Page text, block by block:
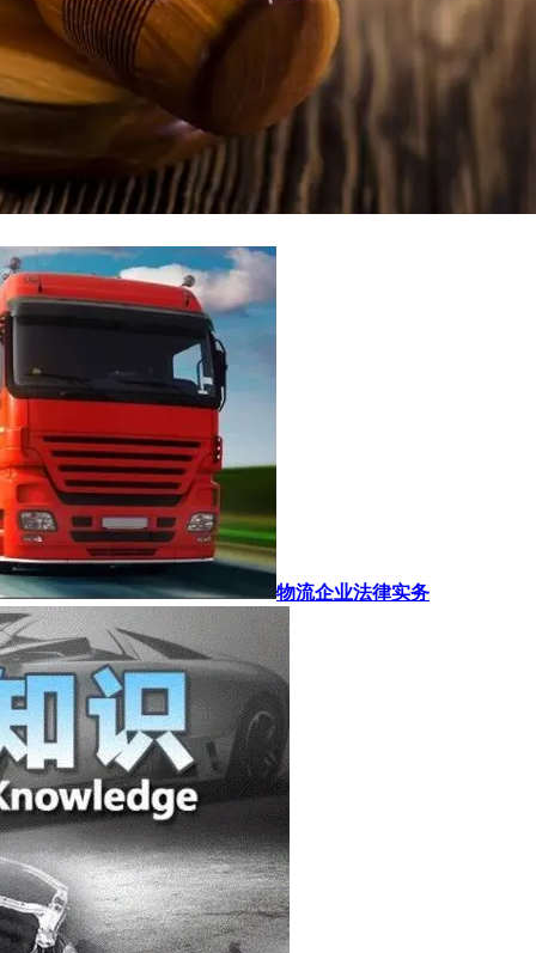
物流企业法律实务